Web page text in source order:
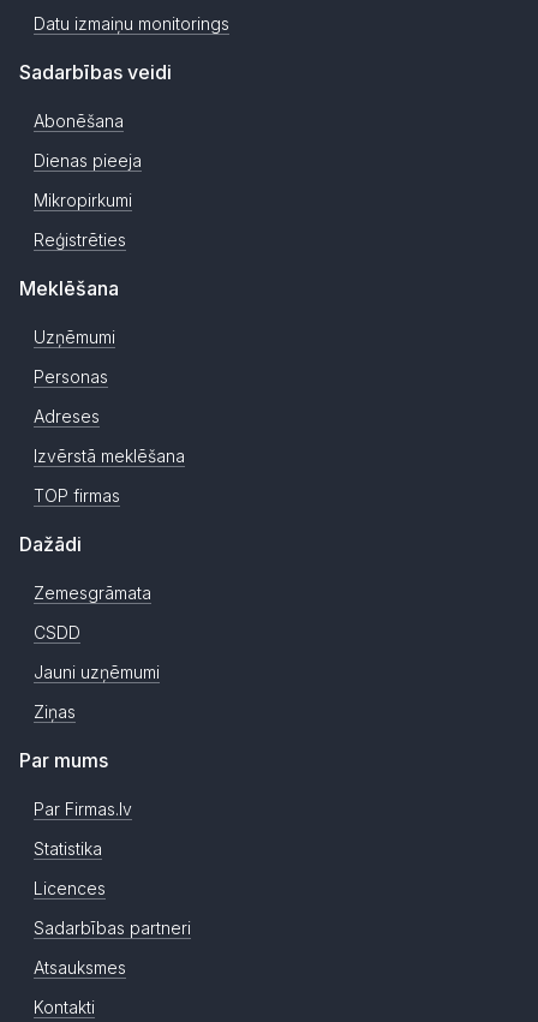
Datu izmaiņu monitorings
Sadarbības veidi
Abonēšana
Dienas pieeja
Mikropirkumi
Reģistrēties
Meklēšana
Uzņēmumi
Personas
Adreses
Izvērstā meklēšana
TOP firmas
Dažādi
Zemesgrāmata
CSDD
Jauni uzņēmumi
Ziņas
Par mums
Par Firmas.lv
Statistika
Licences
Sadarbības partneri
Atsauksmes
Kontakti